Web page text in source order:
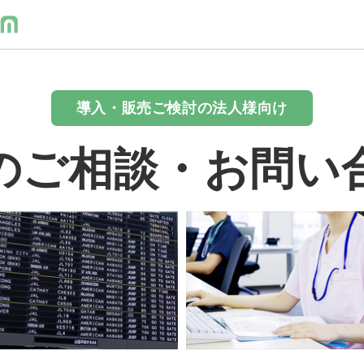
導入・販売ご検討の法人様向け
ご相談・お問い